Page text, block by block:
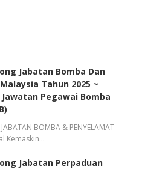
Jabatan Bomba Dan
Tahun 2025 ~
Pegawai Bomba
BOMBA & PENYELAMAT
Kemaskin…
Jabatan Perpaduan